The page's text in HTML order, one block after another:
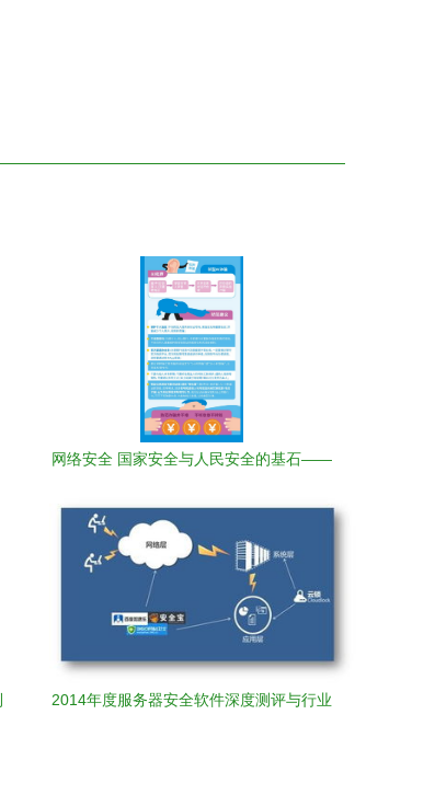
网络安全 国家安全与人民安全的基石——
2014年度服务器安全软件深度测评与行业